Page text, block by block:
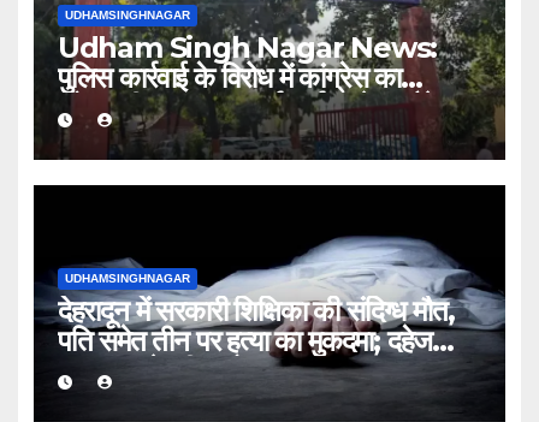
UDHAMSINGHNAGAR
Udham Singh Nagar News:
पुलिस कार्रवाई के विरोध में कांग्रेस का
कोतवाली पर धरना, कार्यकर्ता धरने पर बैठे
UDHAMSINGHNAGAR
देहरादून में सरकारी शिक्षिका की संदिग्ध मौत,
पति समेत तीन पर हत्या का मुकदमा; दहेज
प्रताड़ना के भी आरोप